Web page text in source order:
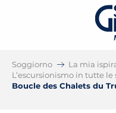
Soggiorno
La mia
L’escursionismo in tutte
Boucle des Chalets du